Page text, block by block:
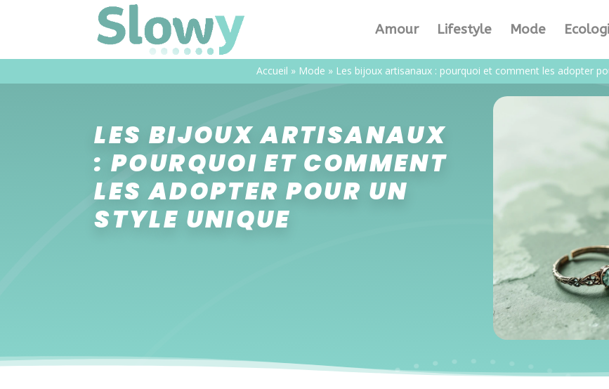
Amour Lifestyle Mode
Accueil » Mode » Les bijoux artisanaux : pourquoi et comment les adopter
LES BIJOUX ARTISANAUX
: POURQUOI ET COMMENT
LES ADOPTER POUR UN
STYLE UNIQUE